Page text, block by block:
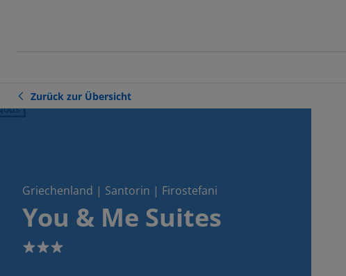
Zurück zur Übersicht
Griechenland | Santorin | Firostefani
You & Me Suites
3